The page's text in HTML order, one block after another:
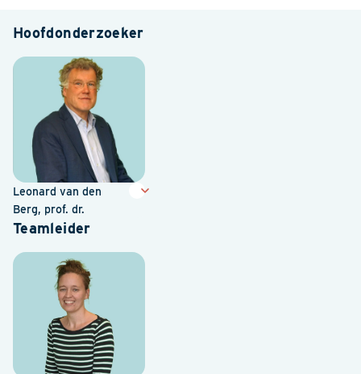
Hoofdonderzoeker
Leonard van den
Berg, prof. dr.
Teamleider